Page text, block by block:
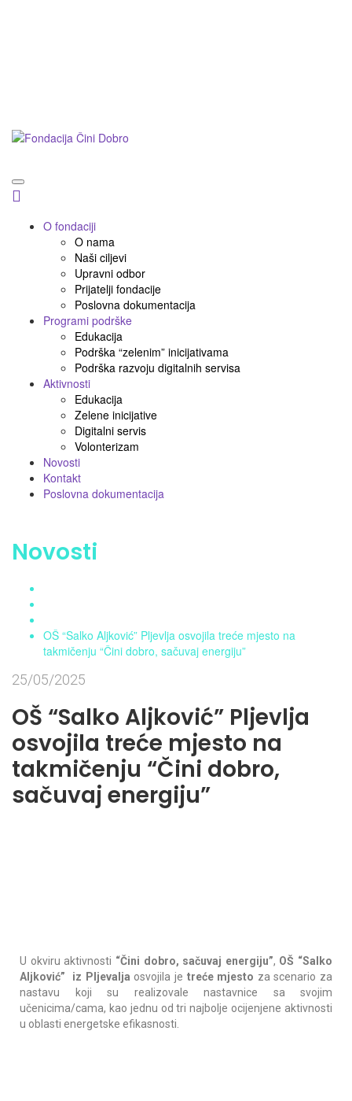
O fondaciji
O nama
Naši ciljevi
Upravni odbor
Prijatelji fondacije
Poslovna dokumentacija
Programi podrške
Edukacija
Podrška “zelenim” inicijativama
Podrška razvoju digitalnih servisa
Aktivnosti
Edukacija
Zelene inicijative
Digitalni servis
Volonterizam
Novosti
Kontakt
Poslovna dokumentacija
Novosti
OŠ “Salko Aljković” Pljevlja osvojila treće mjesto na
takmičenju “Čini dobro, sačuvaj energiju”
25/05/2025
OŠ “Salko Aljković” Pljevlja
osvojila treće mjesto na
takmičenju “Čini dobro,
sačuvaj energiju”
U okviru aktivnosti “Čini dobro, sačuvaj energiju”, OŠ “Salko
Aljković” iz Pljevalja osvojila je treće mjesto za scenario za
nastavu koji su realizovale nastavnice sa svojim
učenicima/cama, kao jednu od tri najbolje ocijenjene aktivnosti
u oblasti energetske efikasnosti.